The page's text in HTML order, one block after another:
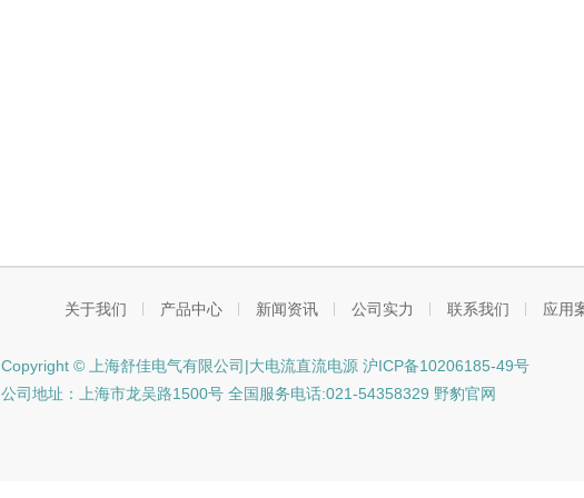
关于我们 产品中心 新闻资讯 公司实力 联系我们 应用
Copyright © 上海舒佳电气有限公司|大电流直流电源 沪ICP备10206185-49号
公司地址：上海市龙吴路1500号 全国服务电话:021-54358329 野豹官网